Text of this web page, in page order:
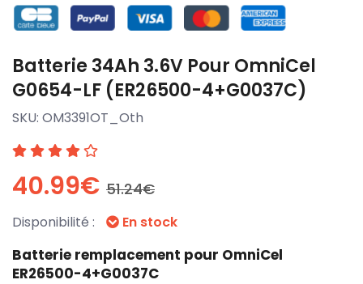
Batterie 34Ah 3.6V Pour OmniCel
G0654-LF (ER26500-4+G0037C)
SKU: OM3391OT_Oth
40.99€ 51.24€
Disponibilité : En stock
Batterie remplacement pour OmniCel
ER26500-4+G0037C